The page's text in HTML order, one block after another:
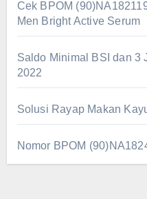
Cek BPOM
Men Bright Active Serum
Saldo Minimal BSI dan 3
2022
Solusi Rayap Makan
Nomor BPOM